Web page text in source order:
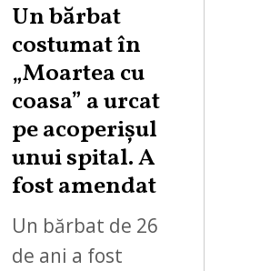
Un bărbat
costumat în
„Moartea cu
coasa” a urcat
pe acoperișul
unui spital. A
fost amendat
Un bărbat de 26
de ani a fost